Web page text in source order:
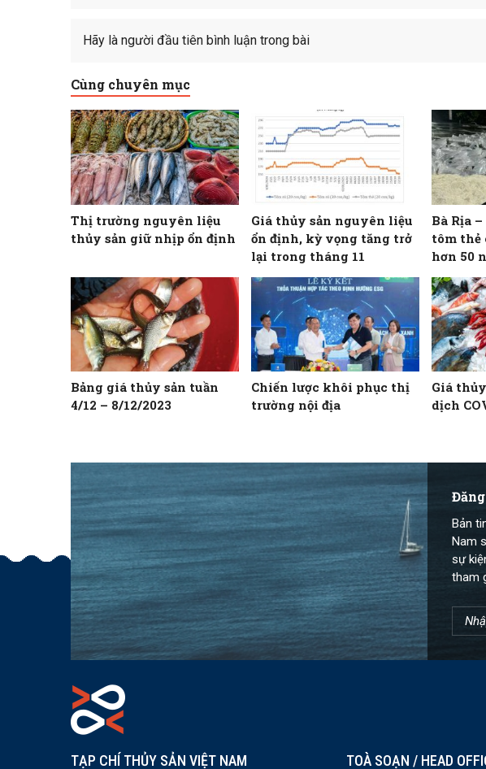
Hãy là người đầu tiên bình luận trong bài
Cùng chuyên mục
Thị trường nguyên liệu
thủy sản giữ nhịp ổn định
Giá thủy sản nguyên liệu
ổn định, kỳ vọng tăng trở
lại trong tháng 11
Bà Rịa
tôm thẻ
hơn 50
Bảng giá thủy sản tuần
4/12 – 8/12/2023
Chiến lược khôi phục thị
trường nội địa
Giá
dịch
Bản
Nam
sự
tham
TẠP CHÍ THỦY SẢN VIỆT NAM TOÀ SOẠN / HEAD